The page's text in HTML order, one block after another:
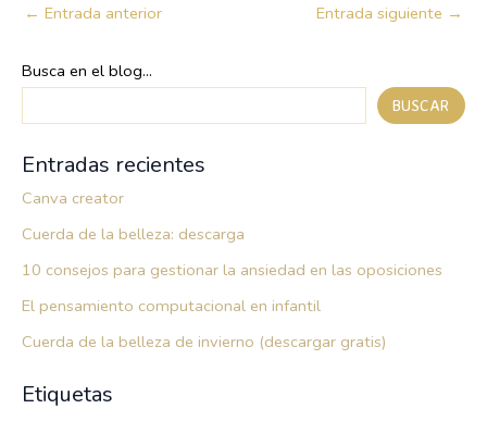
← Entrada anterior Entrada siguiente →
Busca en el blog...
BUSCAR
Entradas recientes
Canva creator
Cuerda de la belleza: descarga
10 consejos para gestionar la ansiedad en las oposiciones
El pensamiento computacional en infantil
Cuerda de la belleza de invierno (descargar gratis)
Etiquetas